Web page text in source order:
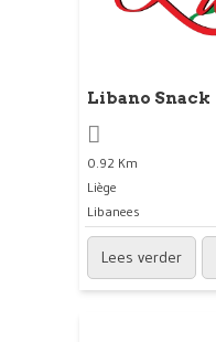
Libano Snack
0.92 Km
Liège
Libanees
Lees verder